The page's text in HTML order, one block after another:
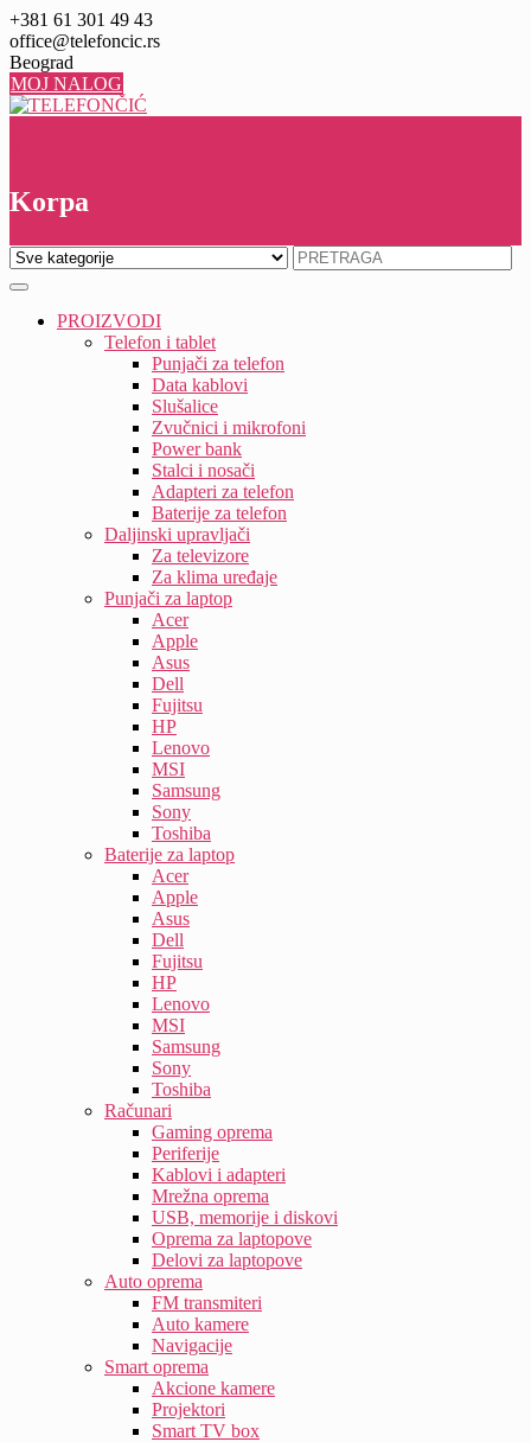
Skip
to
content
+381 61 301 49 43
office@telefoncic.rs
Beograd
MOJ NALOG
Korpa
PROIZVODI
Telefon i tablet
Punjači za telefon
Data kablovi
Slušalice
Zvučnici i mikrofoni
Power bank
Stalci i nosači
Adapteri za telefon
Baterije za telefon
Daljinski upravljači
Za televizore
Za klima uređaje
Punjači za laptop
Acer
Apple
Asus
Dell
Fujitsu
HP
Lenovo
MSI
Samsung
Sony
Toshiba
Baterije za laptop
Acer
Apple
Asus
Dell
Fujitsu
HP
Lenovo
MSI
Samsung
Sony
Toshiba
Računari
Gaming oprema
Periferije
Kablovi i adapteri
Mrežna oprema
USB, memorije i diskovi
Oprema za laptopove
Delovi za laptopove
Auto oprema
FM transmiteri
Auto kamere
Navigacije
Smart oprema
Akcione kamere
Projektori
Smart TV box